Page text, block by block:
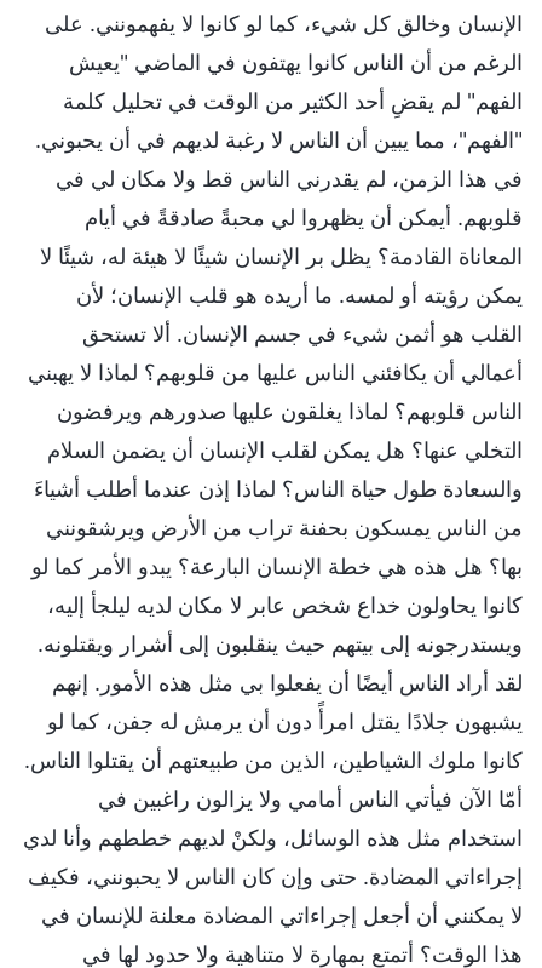
الإنسان وخالق كل شيء، كما لو كانوا لا يفهمونني. على
الرغم من أن الناس كانوا يهتفون في الماضي "يعيش
الفهم" لم يقضِ أحد الكثير من الوقت في تحليل كلمة
"الفهم"، مما يبين أن الناس لا رغبة لديهم في أن يحبوني.
في هذا الزمن، لم يقدرني الناس قط ولا مكان لي في
قلوبهم. أيمكن أن يظهروا لي محبةً صادقةً في أيام
المعاناة القادمة؟ يظل بر الإنسان شيئًا لا هيئة له، شيئًا لا
يمكن رؤيته أو لمسه. ما أريده هو قلب الإنسان؛ لأن
القلب هو أثمن شيء في جسم الإنسان. ألا تستحق
أعمالي أن يكافئني الناس عليها من قلوبهم؟ لماذا لا يهبني
الناس قلوبهم؟ لماذا يغلقون عليها صدورهم ويرفضون
التخلي عنها؟ هل يمكن لقلب الإنسان أن يضمن السلام
والسعادة طول حياة الناس؟ لماذا إذن عندما أطلب أشياءَ
من الناس يمسكون بحفنة تراب من الأرض ويرشقونني
بها؟ هل هذه هي خطة الإنسان البارعة؟ يبدو الأمر كما لو
كانوا يحاولون خداع شخص عابر لا مكان لديه ليلجأ إليه،
ويستدرجونه إلى بيتهم حيث ينقلبون إلى أشرار ويقتلونه.
لقد أراد الناس أيضًا أن يفعلوا بي مثل هذه الأمور. إنهم
يشبهون جلادًا يقتل امرأً دون أن يرمش له جفن، كما لو
كانوا ملوك الشياطين، الذين من طبيعتهم أن يقتلوا الناس.
أمّا الآن فيأتي الناس أمامي ولا يزالون راغبين في
استخدام مثل هذه الوسائل، ولكنْ لديهم خططهم وأنا لدي
إجراءاتي المضادة. حتى وإن كان الناس لا يحبونني، فكيف
لا يمكنني أن أجعل إجراءاتي المضادة معلنة للإنسان في
هذا الوقت؟ أتمتع بمهارة لا متناهية ولا حدود لها في